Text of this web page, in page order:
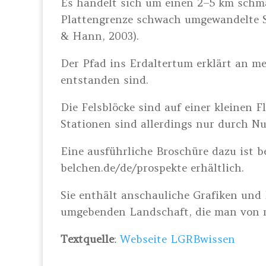
Plattengrenze schwach umgewandelte
& Hann, 2003).
Der Pfad ins Erdaltertum erklärt an
entstanden sind.
Die Felsblöcke sind auf einer kleinen
Stationen sind allerdings nur durch
Eine ausführliche Broschüre dazu ist
belchen.de/de/prospekte erhältlich.
Sie enthält anschauliche Grafiken
umgebenden Landschaft, die man
Textquelle:Webseite LGRBwissen